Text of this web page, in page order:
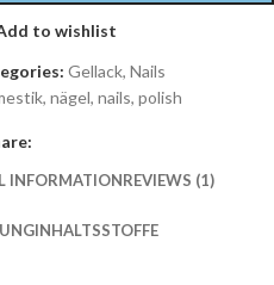
to wishlist
Gellack, Nails
, nägel, nails, polish
INFORMATIONREVIEWS (1)
INHALTSSTOFFE